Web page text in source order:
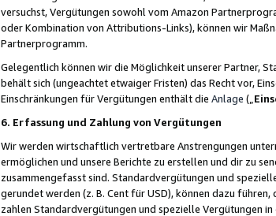
versuchst, Vergütungen sowohl vom Amazon
oder Kombination von Attributions-Links), können wir
Partnerprogramm.
Gelegentlich können wir die Möglichkeit unserer Partner,
behält sich (ungeachtet etwaiger Fristen) das Recht vor,
Einschränkungen für Vergütungen enthält die Anlage („
6. Erfassung und Zahlung von Vergütungen
Wir werden wirtschaftlich vertretbare Anstrengungen
ermöglichen und unsere Berichte zu erstellen und dir zu
zusammengefasst sind. Standardvergütungen und
gerundet werden (z. B. Cent für USD), können dazu
zahlen Standardvergütungen und spezielle Vergütungen